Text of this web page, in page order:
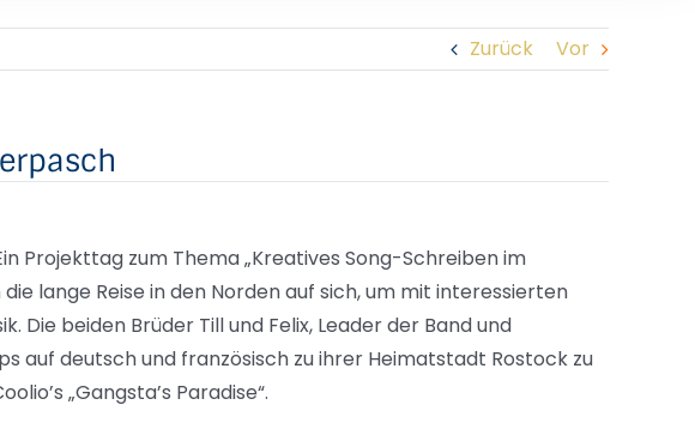
Zurück Vor
Projekttag zum Thema „Kreatives Song-Schreiben im
lange Reise in den Norden auf sich, um mit interessierten
Die beiden Brüder Till und Felix, Leader der Band und
auf deutsch und französisch zu ihrer Heimatstadt Rostock zu
„Gangsta’s Paradise“.